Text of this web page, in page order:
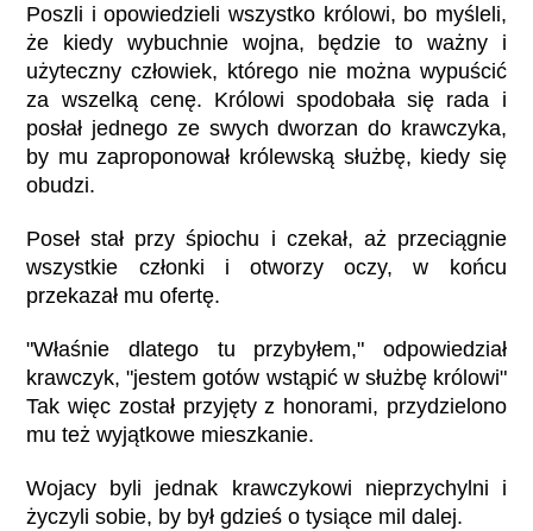
Poszli i opowiedzieli wszystko królowi, bo myśleli,
że kiedy wybuchnie wojna, będzie to ważny i
użyteczny człowiek, którego nie można wypuścić
za wszelką cenę. Królowi spodobała się rada i
posłał jednego ze swych dworzan do krawczyka,
by mu zaproponował królewską służbę, kiedy się
obudzi.
Poseł stał przy śpiochu i czekał, aż przeciągnie
wszystkie członki i otworzy oczy, w końcu
przekazał mu ofertę.
"Właśnie dlatego tu przybyłem," odpowiedział
krawczyk, "jestem gotów wstąpić w służbę królowi"
Tak więc został przyjęty z honorami, przydzielono
mu też wyjątkowe mieszkanie.
Wojacy byli jednak krawczykowi nieprzychylni i
życzyli sobie, by był gdzieś o tysiące mil dalej.